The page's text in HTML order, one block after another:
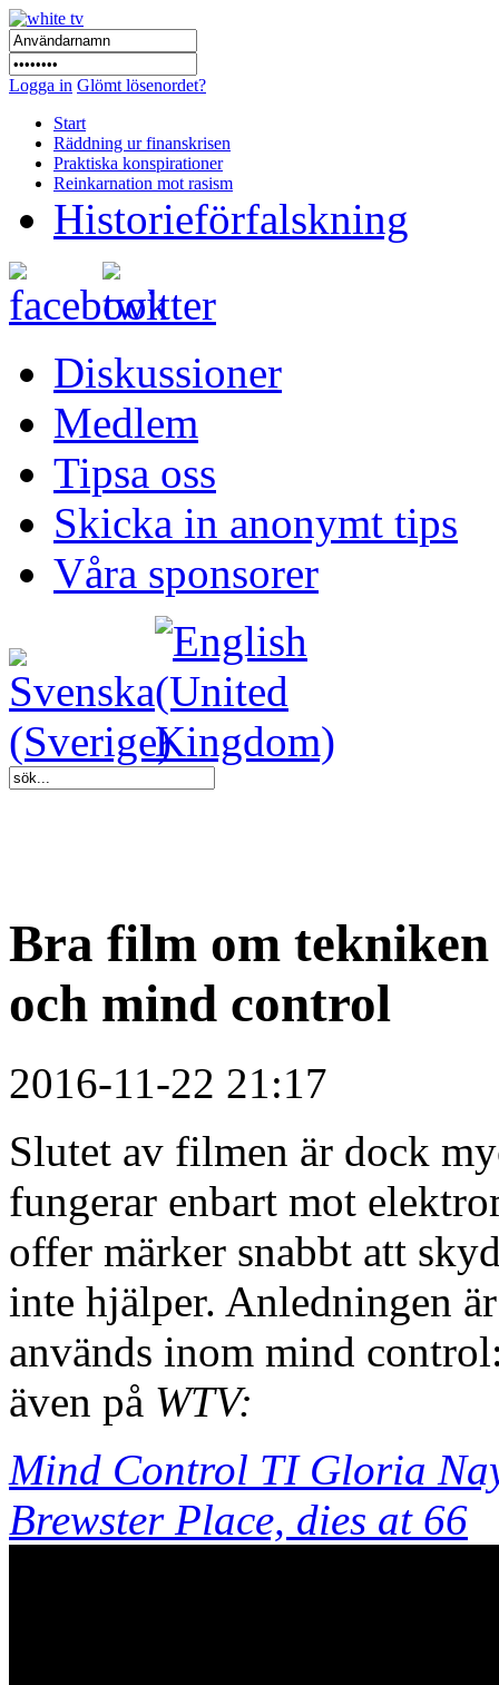
Logga in Glömt lösenordet?
Start
Räddning ur finanskrisen
Praktiska konspirationer
Reinkarnation mot rasism
Historieförfalskning
Diskussioner
Medlem
Tipsa oss
Skicka in anonymt tips
Våra sponsorer
Bra film om
och mind control
2016-11-22 21:17
Slutet av filmen är dock
fungerar enbart mot
offer märker snabbt att
inte hjälper. Anledningen
används inom mind
även på WTV:
Mind Control TI Gloria
Brewster Place, dies at 66